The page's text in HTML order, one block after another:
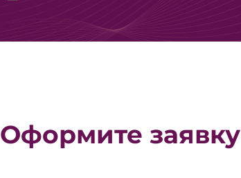
Оформите заявку